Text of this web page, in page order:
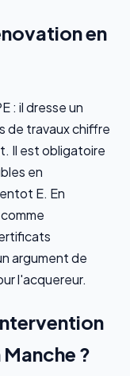
en
: il dresse un
de travaux chiffre
Il est obligatoire
en
E. En
argument de
l'acquereur.
?